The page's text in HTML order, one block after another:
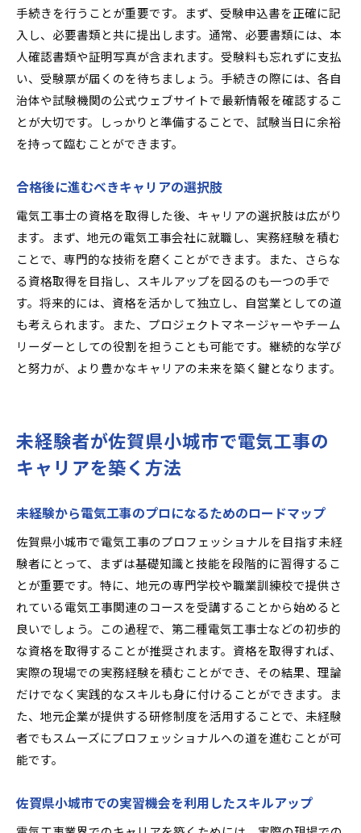
実績を積み重ねることでキャリアを構築する方
法
電気工事士資格がもたらす佐賀県小城市での新たな
可能性
電気工事士資格が切り開く新しいビジネスチャ
ンス
地域での独立起業の可能性を探る
佐賀県小城市での業界連携を活かした成長戦略
地域社会への貢献と資格の役割
未来の電気工事士に期待される新しい役割
手続きを行うことが重要です。まず、受験申込書を正確に記
入し、必要書類と共に提出します。通常、必要書類には、本
人確認書類や証明写真が含まれます。受験料も忘れずに支払
い、受験票が届くのを待ちましょう。手続きの際には、各自
治体や試験機関の公式ウェブサイトで最新情報を確認するこ
とが大切です。しっかりと準備することで、試験当日に余裕
を持って臨むことができます。
合格後に進むべきキャリアの選択肢
電気工事士の資格を取得した後、キャリアの選択肢は広がり
ます。まず、地元の電気工事会社に就職し、実務経験を積む
ことで、専門的な技術を磨くことができます。また、さらな
る資格取得を目指し、スキルアップを図るのも一つの手で
す。将来的には、資格を活かして独立し、自営業としての道
も考えられます。また、プロジェクトマネージャーやチーム
リーダーとしての役割を担うことも可能です。継続的な学び
と努力が、より豊かなキャリアの未来を築く鍵となります。
未経験者が佐賀県小城市で電気工事の
キャリアを築く方法
未経験から電気工事のプロになるためのロードマップ
佐賀県小城市で電気工事のプロフェッショナルを目指す未経
験者にとって、まずは基礎知識と技能を段階的に習得するこ
とが重要です。特に、地元の専門学校や職業訓練校で提供さ
れている電気工事関連のコースを受講することから始めると
良いでしょう。この過程で、第二種電気工事士などの初歩的
な資格を取得することが推奨されます。資格を取得すれば、
実際の現場での実務経験を積むことができ、その結果、理論
だけでなく実践的なスキルも身に付けることができます。ま
た、地元企業が提供する研修制度を活用することで、未経験
者でもスムーズにプロフェッショナルへの道を進むことが可
能です。
佐賀県小城市での実習機会を利用したスキルアップ